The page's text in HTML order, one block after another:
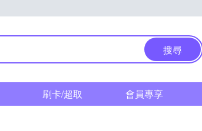
搜尋
刷卡/超取 會員專享